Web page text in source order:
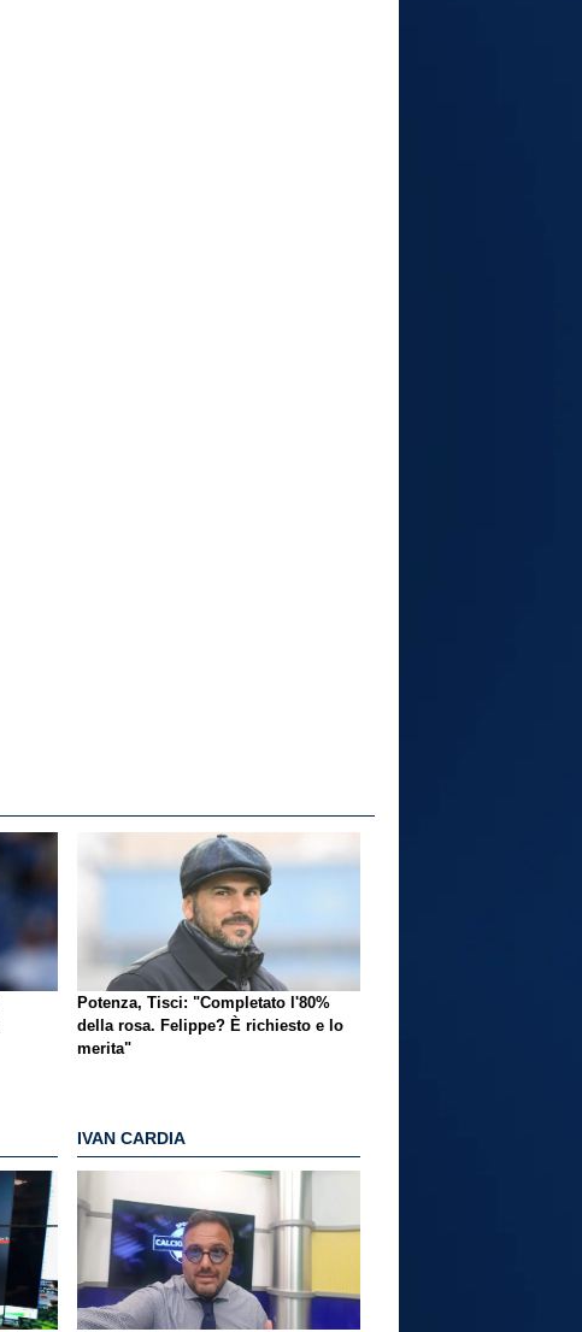
Potenza, Tisci: "Completato l'80%
della rosa. Felippe? È richiesto e lo
merita"
IVAN CARDIA